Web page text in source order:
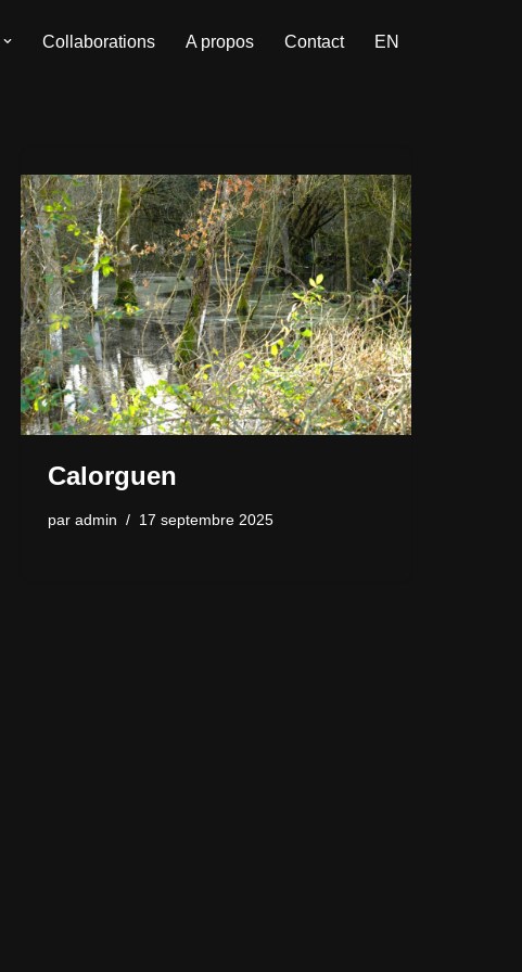
Collaborations A propos Contact EN
Calorguen
par admin 17 septembre 2025